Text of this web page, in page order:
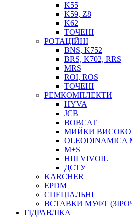
ТОСОЛ, АНТИФРИЗ
ОЛИВА-ПАЛИВО
ПОВІТРЯ-ВОДА
ДЛЯ ЗВАРЮВАННЯ
НАПІРНО-ВСМОКТУЮЧІ
ФІЛЬТРИ ДЛЯ ПАЛЬНОГО
ПІДДОНИ ДЛЯ БОЧОК
МОДУЛЬНІ АЗС
МЕТРОЛОГІЧНЕ
ЛІЧИЛЬНИКИ І
КОТУШКИ ДЛЯ ШЛАНГІВ
K55
K59, Z8
K62
ТОЧЕНІ
РОТАЦІЙНІ
BNS, K752
BRS, K702, RRS
MRS
ROI, ROS
ТОЧЕНІ
РЕМКОМПЛЕКТИ
HYVA
JCB
BOBCAT
МИЙКИ
OLEODINAMICA
M+S
НШ VIVOIL
ДСТУ
KARCHER
EPDM
СПЕЦІАЛЬНІ
ВСТАВКИ МУФТ
ГІДРАВЛІКА